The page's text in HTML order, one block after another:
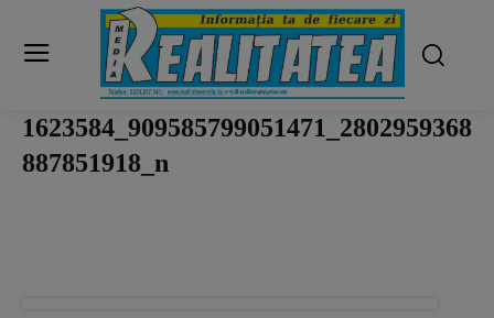
1623584_909585799051471_2802959368
887851918_n